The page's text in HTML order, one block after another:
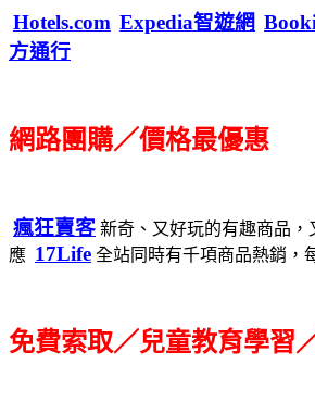
Hotels.com Expedia智遊網
方通行
網路團購／價格最優惠
瘋狂賣客 新奇、又好玩的有趣商品，
應 17Life 全站同時有千項商品熱銷，
免費索取／兒童教育學習